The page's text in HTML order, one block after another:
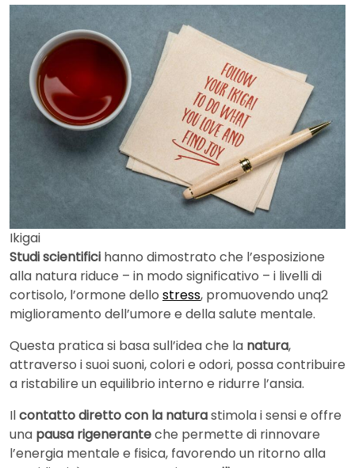
Ikigai
Studi scientifici hanno dimostrato che l’esposizione
alla natura riduce – in modo significativo – i livelli di
cortisolo, l’ormone dello stress, promuovendo unq2
miglioramento dell’umore e della salute mentale.
Questa pratica si basa sull’idea che la natura,
attraverso i suoi suoni, colori e odori, possa contribuire
a ristabilire un equilibrio interno e ridurre l’ansia.
Ilcontatto diretto con la naturastimola i sensi e offre
una pausa rigeneranteche permette di rinnovare
l’energia mentale e fisica, favorendo un ritorno alla